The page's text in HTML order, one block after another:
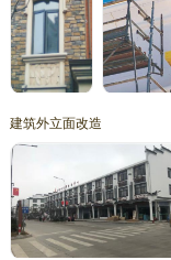
建筑外立面改造